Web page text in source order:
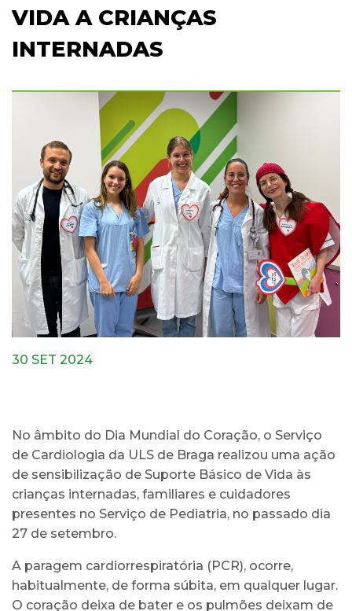
VIDA A CRIANÇAS
INTERNADAS
30 SET 2024
No âmbito do Dia Mundial do Coração, o Serviço
de Cardiologia da ULS de Braga realizou uma ação
de sensibilização de Suporte Básico de Vida às
crianças internadas, familiares e cuidadores
presentes no Serviço de Pediatria, no passado dia
27 de setembro.
A paragem cardiorrespiratória (PCR), ocorre,
habitualmente, de forma súbita, em qualquer lugar.
O coração deixa de bater e os pulmões deixam de